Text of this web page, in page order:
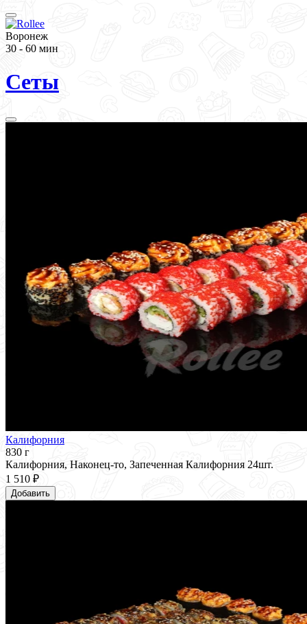
Воронеж
30 - 60 мин
Сеты
Калифорния
830 г
Калифорния, Наконец-то, Запеченная Калифорния 24шт.
1 510 ₽
Добавить